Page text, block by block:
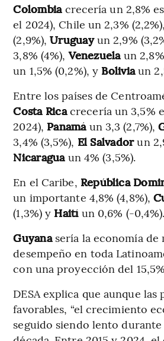
Colombia crecería un 2,8%
el 2024), Chile un 2,3% (2,2%),
(2,9%),Uruguayun 2,9%
3,8% (4%),Venezuela un
un 1,5% (0,2%), y Boliviaun
Entre los países de
Costa Ricacrecería un 3,5%
2024), Panamáun 3,3 (2,7%),
3,4% (3,5%), El Salvadorun
Nicaragua un 4% (3,5%).
En el Caribe, República
un importante 4,8% (4,8%),
(1,3%) y Haití un 0,6% (-0,4%).
Guyanasería la economía de
desempeño en toda
con una proyección del
DESA explica que aunque las
favorables, “el crecimiento
seguido siendo lento durante